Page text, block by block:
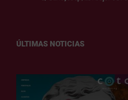
ÚLTIMAS NOTICIAS